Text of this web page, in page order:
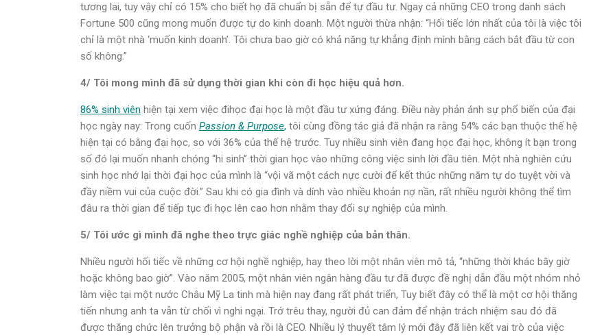
tương lai, tuy vậy chỉ có 15% cho biết họ đã chuẩn bị sẵn để tự đầu tư. Ngay cả những CEO trong danh sách
Fortune 500 cũng mong muốn được tự do kinh doanh. Một người thừa nhận: “Hối tiếc lớn nhất của tôi là việc tôi
chỉ là một nhà ‘muốn kinh doanh’. Tôi chưa bao giờ có khả năng tự khẳng định mình bằng cách bắt đầu từ con
số không.”
4/ Tôi mong mình đã sử dụng thời gian khi còn đi học hiệu quả hơn.
86% sinh viên hiện tại xem việc đihọc đại học là một đầu tư xứng đáng. Điều này phản ánh sự phổ biến của đại
học ngày nay: Trong cuốn Passion & Purpose, tôi cùng đồng tác giả đã nhận ra rằng 54% các bạn thuộc thế hệ
hiện tại có bằng đại học, so với 36% của thế hệ trước. Tuy nhiều sinh viên đang học đại học, không ít bạn trong
số đó lại muốn nhanh chóng “hi sinh” thời gian học vào những công việc sinh lời đầu tiên. Một nhà nghiên cứu
sinh học nhớ lại thời đại học của mình là “vội vã một cách nực cười để kết thúc những năm tự do tuyệt vời và
đầy niềm vui của cuộc đời.” Sau khi có gia đình và dính vào nhiều khoản nợ nần, rất nhiều người không thể tìm
đâu ra thời gian để tiếp tục đi học lên cao hơn nhằm thay đổi sự nghiệp của mình.
5/ Tôi ước gì mình đã nghe theo trực giác nghề nghiệp của bản thân.
Nhiều người hối tiếc về những cơ hội nghề nghiệp, hay theo lời một nhân viên mô tả, “những thời khác bây giờ
hoặc không bao giờ”. Vào năm 2005, một nhân viên ngân hàng đầu tư đã được đề nghị dẫn đầu một nhóm nhỏ
làm việc tại một nước Châu Mỹ La tinh mà hiện nay đang rất phát triển, Tuy biết đây có thể là một cơ hội thăng
tiến nhưng anh ta vẫn từ chối vì nghi ngại. Trớ trêu thay, người đủ can đảm để nhận trách nhiệm sau đó đã
được thăng chức lên trưởng bộ phận và rồi là CEO. Nhiều lý thuyết tâm lý mới đây đã liên kết vai trò của việc